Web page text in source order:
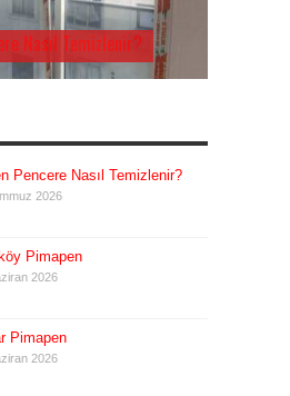
Nasıl Temizlenir?
Pencere Nasıl Temizlenir?
2026
Pimapen
2026
Pimapen
2026